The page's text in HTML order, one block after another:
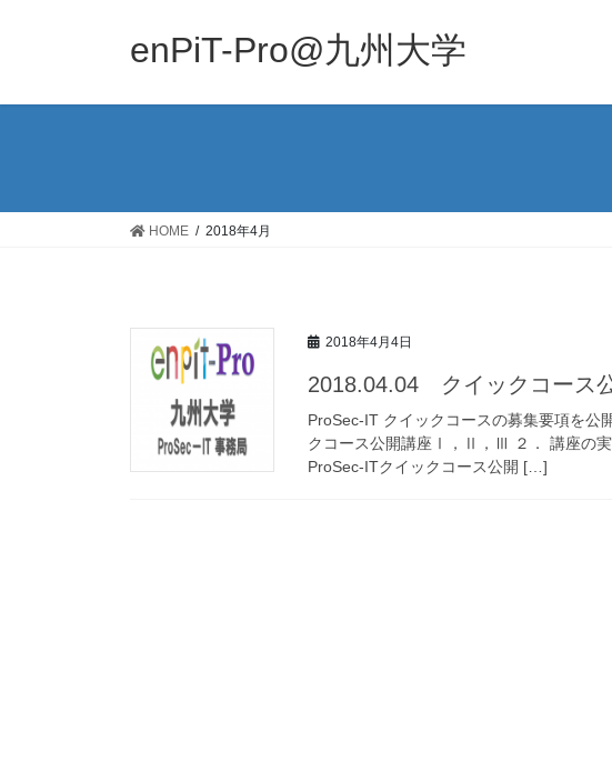
enPiT-Pro@九州大学
HOME 2018年4月
2018年4月4日
2018.04.04 クイックコース
ProSec-IT クイックコースの募集要項を公
クコース公開講座Ⅰ，Ⅱ，Ⅲ ２． 講座の
ProSec-ITクイックコース公開 […]